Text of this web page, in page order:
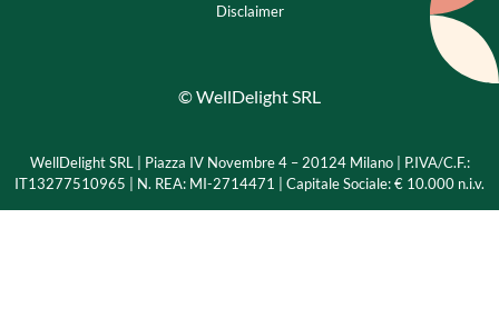
Disclaimer
© WellDelight SRL
WellDelight SRL | Piazza IV Novembre 4 – 20124 Milano | P.IVA/C.F.:
IT13277510965 | N. REA: MI-2714471 | Capitale Sociale: € 10.000 n.i.v.